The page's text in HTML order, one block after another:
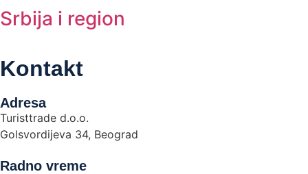
Srbija i region
Kontakt
Adresa
Turisttrade d.o.o.
Golsvordijeva 34, Beograd
Radno vreme